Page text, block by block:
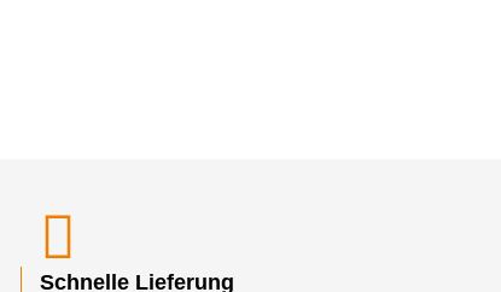
Schnelle Lieferung